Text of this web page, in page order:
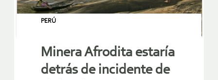
PERÚ
Minera Afrodita estaría
detrás de incidente de